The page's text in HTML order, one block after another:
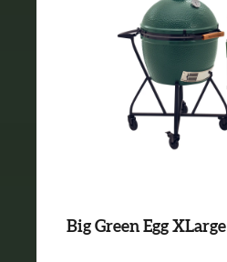
Big Green Egg